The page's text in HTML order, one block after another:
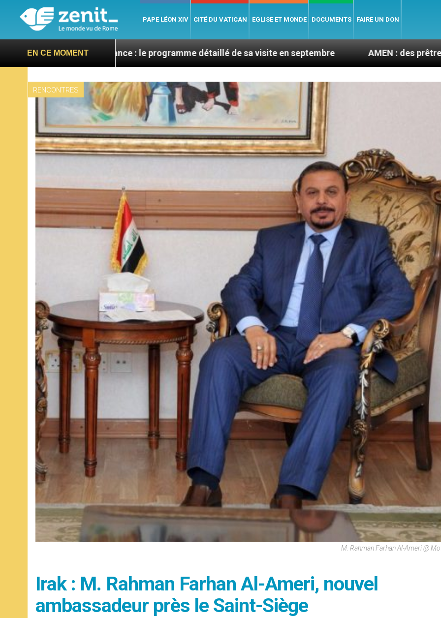
PAPE LÉON XIV CITÉ DU VATICAN EGLISE ET MONDE DOCUMENTS FAIRE UN DON
EN CE MOMENT
en France : le programme détaillé de sa visite en septembre AMEN : des prêtres à portée de clic
RENCONTRES
M. Rahman Farhan Al-Ameri @
Irak : M. Rahman Farhan Al-Ameri, nouvel
ambassadeur près le Saint-Siège